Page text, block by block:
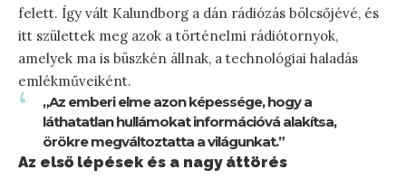
felett. Így vált Kalundborg a dán rádiózás bölcsőjévé, és
itt születtek meg azok a történelmi rádiótornyok,
amelyek ma is büszkén állnak, a technológiai haladás
emlékműveiként.
„Az emberi elme azon képessége, hogy a
láthatatlan hullámokat információvá alakítsa,
örökre megváltoztatta a világunkat.”
Az első lépések és a nagy áttörés